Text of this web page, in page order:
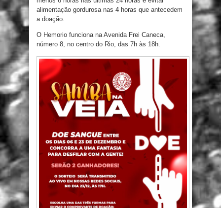
alimentação gordurosa nas 4 horas que antecedem
a doação.
O Hemorio funciona na Avenida Frei Caneca,
número 8, no centro do Rio, das 7h às 18h.